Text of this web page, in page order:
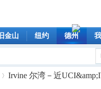
旧金山 纽约 德州
Irvine 尔湾－近